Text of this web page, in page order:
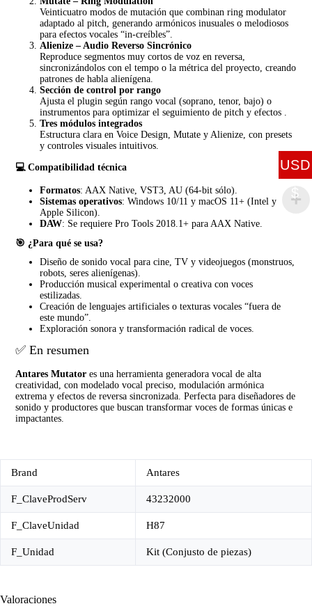
Veinticuatro modos de mutación que combinan ring modulator
adaptado al pitch, generando armónicos inusuales o melodiosos
para efectos vocales “in-creíbles”.
Alienize – Audio Reverso Sincrónico
Reproduce segmentos muy cortos de voz en reversa,
sincronizándolos con el tempo o la métrica del proyecto, creando
patrones de habla alienígena.
Sección de control por rango
Ajusta el plugin según rango vocal (soprano, tenor, bajo) o
instrumentos para optimizar el seguimiento de pitch y efectos .
Tres módulos integrados
Estructura clara en Voice Design, Mutate y Alienize, con presets
y controles visuales intuitivos.
💻 Compatibilidad técnica
Formatos: AAX Native, VST3, AU (64‑bit sólo).
Sistemas operativos: Windows 10/11 y macOS 11+ (Intel y
Apple Silicon).
DAW: Se requiere Pro Tools 2018.1+ para AAX Native.
🎯 ¿Para qué se usa?
Diseño de sonido vocal para cine, TV y videojuegos (monstruos,
robots, seres alienígenas).
Producción musical experimental o creativa con voces
estilizadas.
Creación de lenguajes artificiales o texturas vocales “fuera de
este mundo”.
Exploración sonora y transformación radical de voces.
✅ En resumen
Antares Mutator es una herramienta generadora vocal de alta
creatividad, con modelado vocal preciso, modulación armónica
extrema y efectos de reversa sincronizada. Perfecta para diseñadores de
sonido y productores que buscan transformar voces de formas únicas e
impactantes.
Brand Antares
F_ClaveProdServ 43232000
F_ClaveUnidad H87
F_Unidad Kit (Conjusto de piezas)
Valoraciones
USD
$